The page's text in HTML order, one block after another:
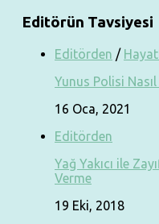
Editörün Tavsiyesi
Editörden /
Yunus Polisi
16 Oca, 2021
Editörden
Yağ Yakıcı ile
Verme
19 Eki, 2018